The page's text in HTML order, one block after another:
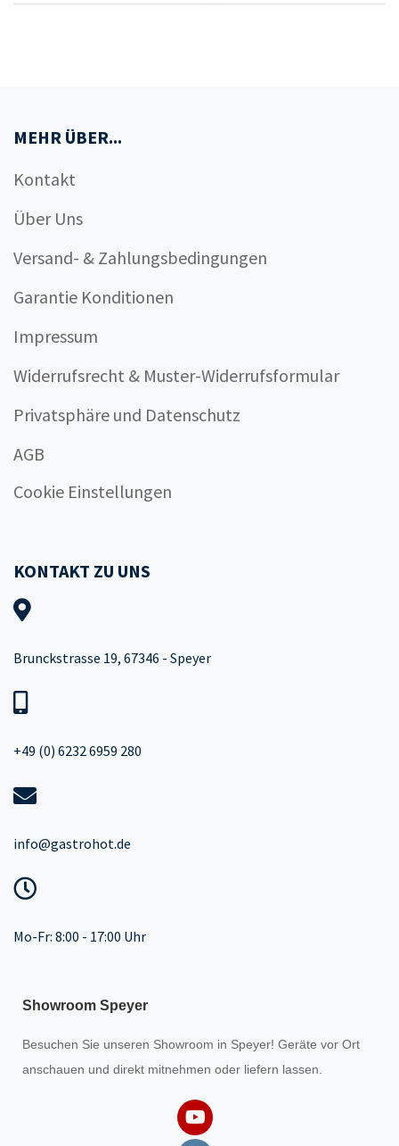
MEHR ÜBER...
Kontakt
Über Uns
Versand- & Zahlungsbedingungen
Garantie Konditionen
Impressum
Widerrufsrecht & Muster-Widerrufsformular
Privatsphäre und Datenschutz
AGB
Cookie Einstellungen
KONTAKT ZU UNS
Brunckstrasse 19, 67346 - Speyer
+49 (0) 6232 6959 280
info@gastrohot.de
Mo-Fr: 8:00 - 17:00 Uhr
Showroom Speyer
Besuchen Sie unseren Showroom in Speyer! Geräte vor Ort
anschauen und direkt mitnehmen oder liefern lassen.